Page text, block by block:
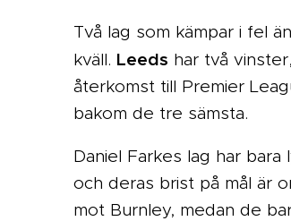
Två lag som kämpar i fel
kväll. Leeds har två
återkomst till Premier
bakom de tre sämsta.
Daniel Farkes lag har
och deras brist på mål är
mot Burnley, medan de